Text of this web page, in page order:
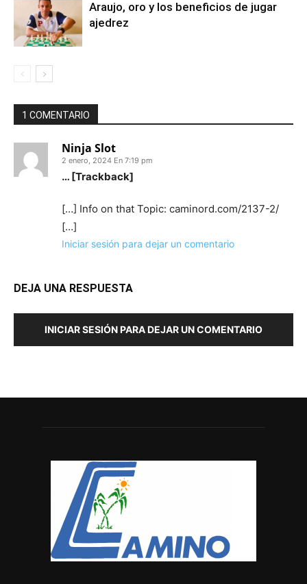
Araujo, oro y los beneficios de jugar
ajedrez
1 COMENTARIO
Ninja Slot
2 enero, 2024 En 7:19 pm
… [Trackback]
[…] Info on that Topic: caminord.com/2137-2/
[…]
Iniciar sesión para dejar un comentario
DEJA UNA RESPUESTA
INICIAR SESIÓN PARA DEJAR UN COMENTARIO